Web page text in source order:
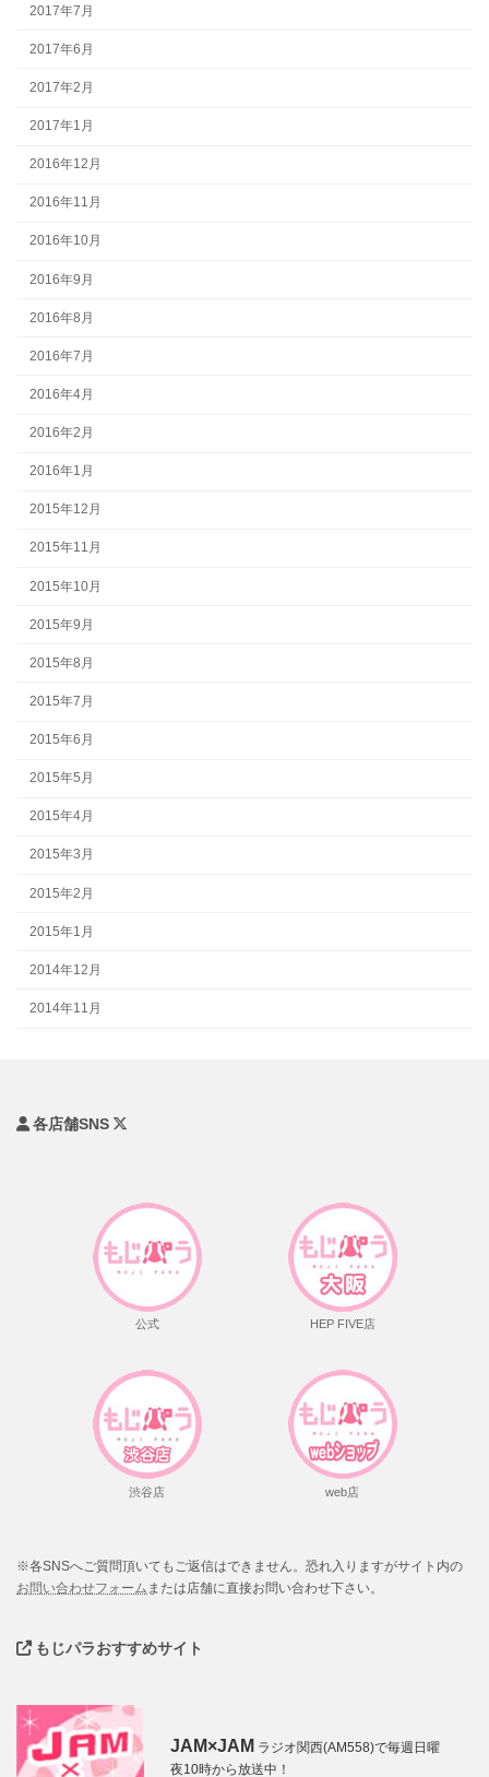
2017年7月
2017年6月
2017年2月
2017年1月
2016年12月
2016年11月
2016年10月
2016年9月
2016年8月
2016年7月
2016年4月
2016年2月
2016年1月
2015年12月
2015年11月
2015年10月
2015年9月
2015年8月
2015年7月
2015年6月
2015年5月
2015年4月
2015年3月
2015年2月
2015年1月
2014年12月
2014年11月
各店舗SNS
公式 HEP FIVE店
渋谷店 web店
※各SNSへご質問頂いてもご返信はできません。恐れ入りますがサイト内の
お問い合わせフォーム または店舗に直接お問い合わせ下さい。
もじパラおすすめサイト
JAM×JAM ラジオ関西(AM558)で毎週日曜
夜10時から放送中！